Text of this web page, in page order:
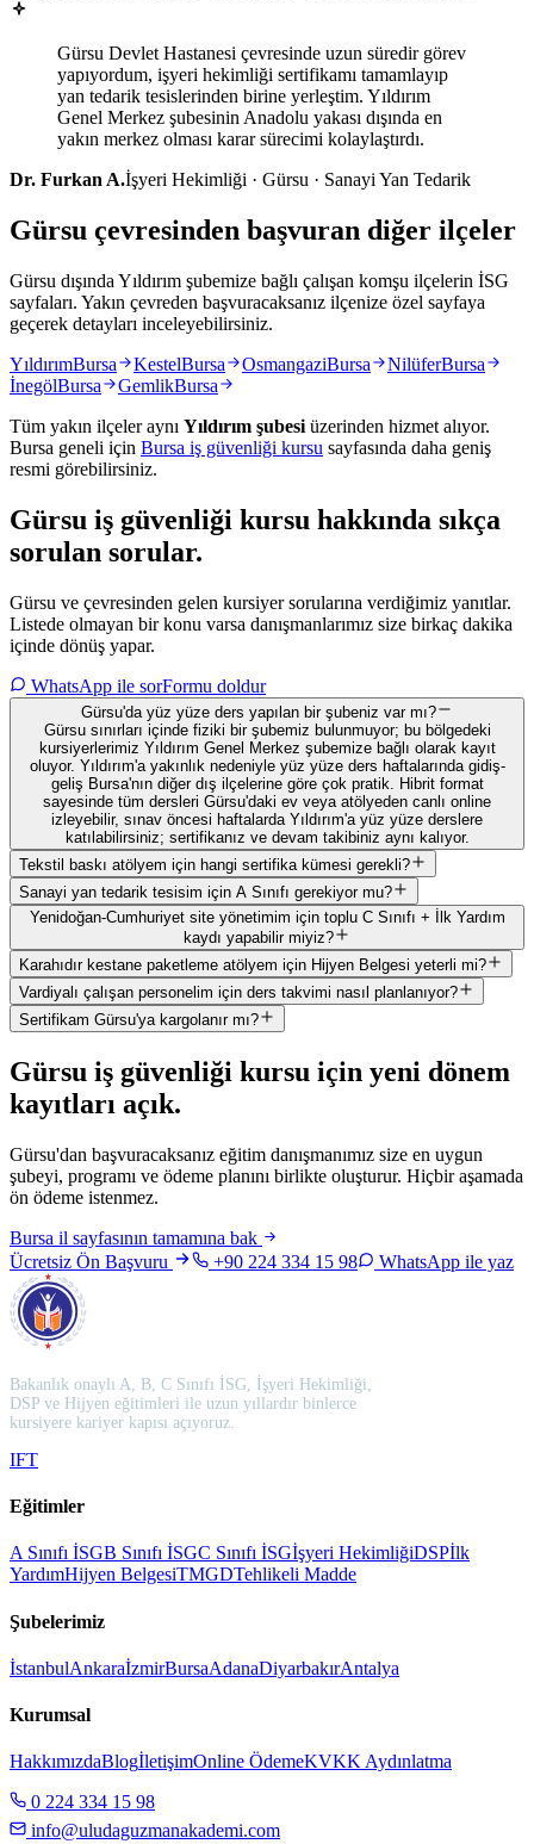
Gürsu Devlet Hastanesi çevresinde uzun süredir görev
yapıyordum, işyeri hekimliği sertifikamı tamamlayıp
yan tedarik tesislerinden birine yerleştim. Yıldırım
Genel Merkez şubesinin Anadolu yakası dışında en
yakın merkez olması karar sürecimi kolaylaştırdı.
Dr. Furkan A.İşyeri Hekimliği · Gürsu · Sanayi Yan Tedarik
Gürsu çevresinden başvuran diğer ilçeler
Gürsu dışında Yıldırım şubemize bağlı çalışan komşu ilçelerin İSG
sayfaları. Yakın çevreden başvuracaksanız ilçenize özel sayfaya
geçerek detayları inceleyebilirsiniz.
YıldırımBursa KestelBursa OsmangaziBursa NilüferBursa
İnegölBursa GemlikBursa
Tüm yakın ilçeler aynı Yıldırım şubesi üzerinden hizmet alıyor.
Bursa geneli için Bursa iş güvenliği kursu sayfasında daha geniş
resmi görebilirsiniz.
Gürsu iş güvenliği kursu hakkında sıkça
sorulan sorular.
Gürsu ve çevresinden gelen kursiyer sorularına verdiğimiz yanıtlar.
Listede olmayan bir konu varsa danışmanlarımız size birkaç dakika
içinde dönüş yapar.
WhatsApp ile sorFormu doldur
Gürsu'da yüz yüze ders yapılan bir şubeniz var mı?
Gürsu sınırları içinde fiziki bir şubemiz bulunmuyor; bu bölgedeki
kursiyerlerimiz Yıldırım Genel Merkez şubemize bağlı olarak kayıt
oluyor. Yıldırım'a yakınlık nedeniyle yüz yüze ders haftalarında gidiş-
geliş Bursa'nın diğer dış ilçelerine göre çok pratik. Hibrit format
sayesinde tüm dersleri Gürsu'daki ev veya atölyeden canlı online
izleyebilir, sınav öncesi haftalarda Yıldırım'a yüz yüze derslere
katılabilirsiniz; sertifikanız ve devam takibiniz aynı kalıyor.
Tekstil baskı atölyem için hangi sertifika kümesi gerekli?
Sanayi yan tedarik tesisim için A Sınıfı gerekiyor mu?
Yenidoğan-Cumhuriyet site yönetimim için toplu C Sınıfı + İlk Yardım
kaydı yapabilir miyiz?
Karahıdır kestane paketleme atölyem için Hijyen Belgesi yeterli mi?
Vardiyalı çalışan personelim için ders takvimi nasıl planlanıyor?
Sertifikam Gürsu'ya kargolanır mı?
Gürsu iş güvenliği kursu için yeni dönem
kayıtları açık.
Gürsu'dan başvuracaksanız eğitim danışmanımız size en uygun
şubeyi, programı ve ödeme planını birlikte oluşturur. Hiçbir aşamada
ön ödeme istenmez.
Bursa il sayfasının tamamına bak
Ücretsiz Ön Başvuru
+90 224 334 15 98 WhatsApp ile yaz
Bakanlık onaylı A, B, C Sınıfı İSG, İşyeri Hekimliği,
DSP ve Hijyen eğitimleri ile uzun yıllardır binlerce
kursiyere kariyer kapısı açıyoruz.
IFT
Eğitimler
A Sınıfı İSGB Sınıfı İSGC Sınıfı İSGİşyeri HekimliğiDSPİlk
YardımHijyen BelgesiTMGDTehlikeli Madde
Şubelerimiz
İstanbulAnkaraİzmirBursaAdanaDiyarbakırAntalya
Kurumsal
HakkımızdaBlogİletişimOnline ÖdemeKVKK Aydınlatma
0 224 334 15 98
info@uludaguzmanakademi.com